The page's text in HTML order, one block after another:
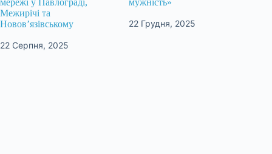
Межирічі та
Новов’язівському
22 Серпня, 2025
22 Грудня, 2025